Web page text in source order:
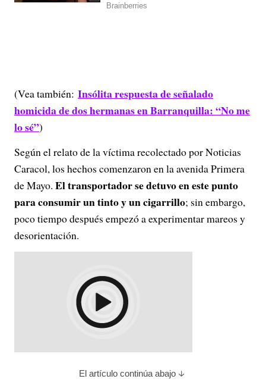
(Vea también: Insólita respuesta de señalado
homicida de dos hermanas en Barranquilla: “No me
lo sé”)
Según el relato de la víctima recolectado por Noticias
Caracol, los hechos comenzaron en la avenida Primera
de Mayo. El transportador se detuvo en este punto
para consumir un tinto y un cigarrillo; sin embargo,
poco tiempo después empezó a experimentar mareos y
desorientación.
El artículo continúa abajo